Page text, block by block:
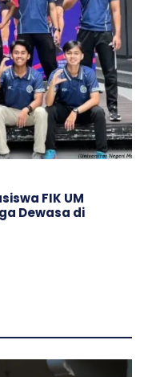
FIK UM
Dewasa di